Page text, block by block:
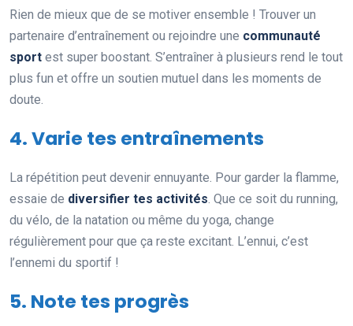
Rien de mieux que de se motiver ensemble ! Trouver un
partenaire d’entraînement ou rejoindre une communauté
sport est super boostant. S’entraîner à plusieurs rend le tout
plus fun et offre un soutien mutuel dans les moments de
doute.
4. Varie tes entraînements
La répétition peut devenir ennuyante. Pour garder la flamme,
essaie de diversifier tes activités. Que ce soit du running,
du vélo, de la natation ou même du yoga, change
régulièrement pour que ça reste excitant. L’ennui, c’est
l’ennemi du sportif !
5. Note tes progrès